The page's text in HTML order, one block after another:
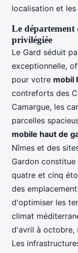
localisation et
Le
privilégiée
Le Gard séduit
exceptionnelle,
pour votre mobil
contreforts des
Camargue, les
parcelles
mobile haut de
Nîmes et des
Gardon
quatre et cinq
des
d'optimiser les
climat
d'avril à octobre,
Les